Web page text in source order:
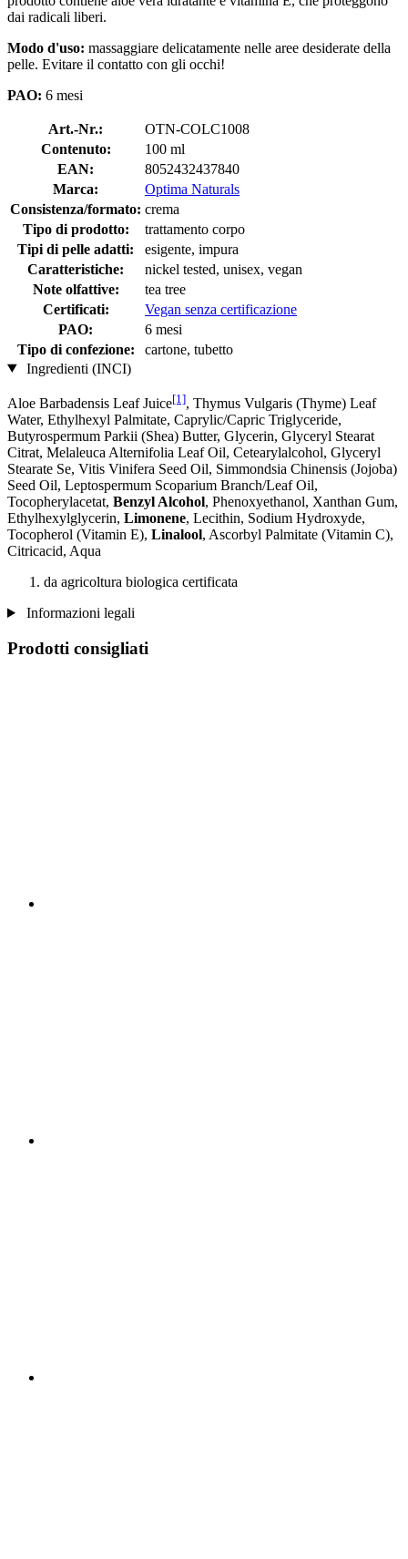
dai radicali liberi.
Modo d'uso: massaggiare delicatamente nelle aree desiderate della
pelle. Evitare il contatto con gli occhi!
PAO: 6 mesi
Art.-Nr.:
OTN-COLC1008
Contenuto:
100 ml
EAN:
8052432437840
Marca:
Optima Naturals
Consistenza/formato: crema
Tipo di prodotto:
trattamento corpo
Tipi di pelle adatti:
esigente, impura
Caratteristiche:
nickel tested, unisex, vegan
Note olfattive:
tea tree
Certificati:
Vegan senza certificazione
PAO:
6 mesi
Tipo di confezione:
cartone, tubetto
Ingredienti (INCI)
Aloe Barbadensis Leaf Juice[1], Thymus Vulgaris (Thyme) Leaf
Water, Ethylhexyl Palmitate, Caprylic/Capric Triglyceride,
Butyrospermum Parkii (Shea) Butter, Glycerin, Glyceryl Stearat
Citrat, Melaleuca Alternifolia Leaf Oil, Cetearylalcohol, Glyceryl
Stearate Se, Vitis Vinifera Seed Oil, Simmondsia Chinensis (Jojoba)
Seed Oil, Leptospermum Scoparium Branch/Leaf Oil,
Tocopherylacetat, Benzyl Alcohol, Phenoxyethanol, Xanthan Gum,
Ethylhexylglycerin, Limonene, Lecithin, Sodium Hydroxyde,
Tocopherol (Vitamin E), Linalool, Ascorbyl Palmitate (Vitamin C),
Citricacid, Aqua
da agricoltura biologica certificata
Informazioni legali
Prodotti consigliati